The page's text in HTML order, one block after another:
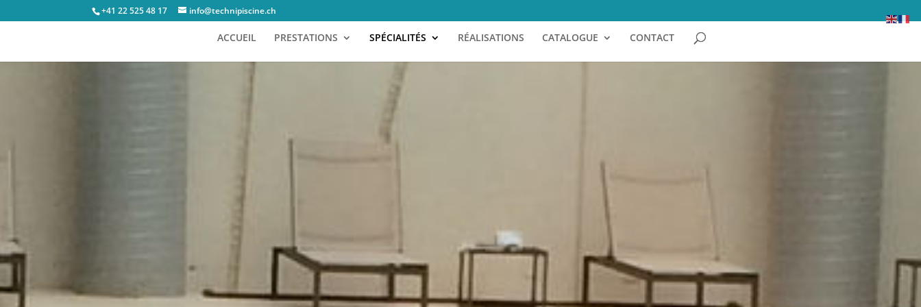
+41 22 525 48 17 info@technipiscine.ch
ACCUEIL PRESTATIONS SPÉCIALITÉS RÉALISATIONS CATALOGUE CONTACT